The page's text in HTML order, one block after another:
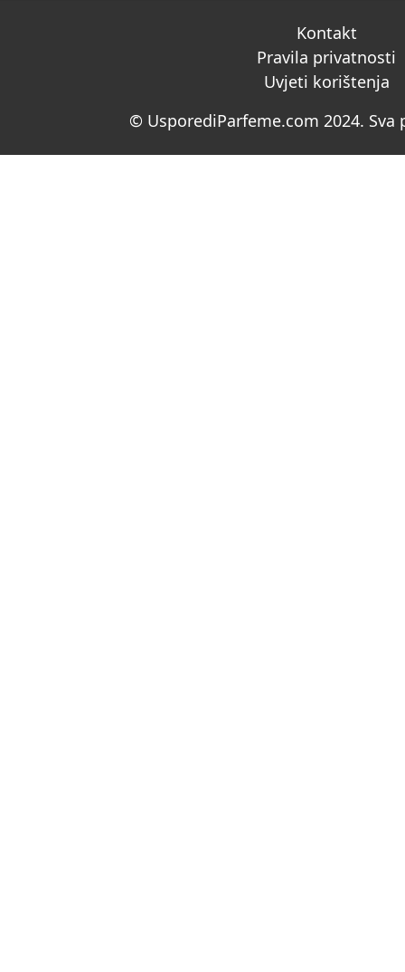
Kontakt
Pravila privatnosti
Uvjeti korištenja
© UsporediParfeme.com 2024. Sva